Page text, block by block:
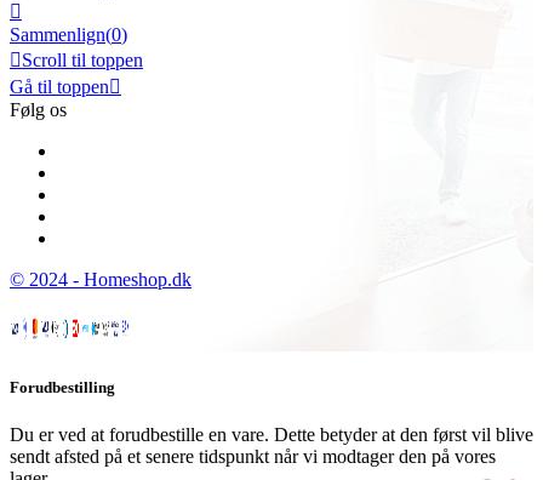

Sammenlign(0)
Scroll til toppen
Gå til toppen
Følg os
© 2024 - Homeshop.dk
Forudbestilling
Du er ved at forudbestille en vare. Dette betyder at den først vil blive
sendt afsted på et senere tidspunkt når vi modtager den på vores